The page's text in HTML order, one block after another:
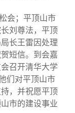
会；平顶山市
刘尊法，平顶
长王雷因处理
短信。到会嘉
召开清华大学
们对平顶山市
，并祝愿平顶
市的建设事业